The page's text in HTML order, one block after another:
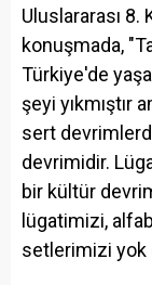
Uluslararası 8.
konuşmada,
Türkiye'de
şeyi yıkmıştır
sert
devrimidir.
bir kültür
lügatimizi,
setlerimizi